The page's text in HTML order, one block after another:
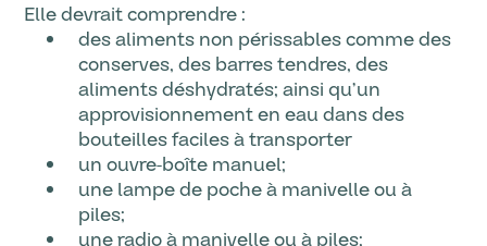
Elle devrait comprendre :
des aliments non périssables comme des
conserves, des barres tendres, des
aliments déshydratés; ainsi qu’un
approvisionnement en eau dans des
bouteilles faciles à transporter
un ouvre-boîte manuel;
une lampe de poche à manivelle ou à
piles;
une radio à manivelle ou à piles;